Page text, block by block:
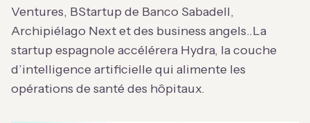
Ventures, BStartup de Banco Sabadell,
Archipiélago Next et des business angels..La
startup espagnole accélérera Hydra, la couche
d’intelligence artificielle qui alimente les
opérations de santé des hôpitaux.